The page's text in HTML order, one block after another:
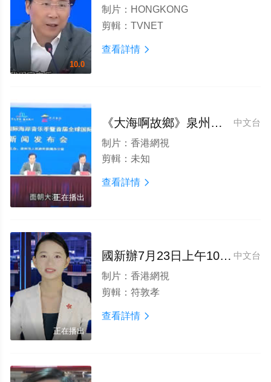
10.0
制片： HONGKONG
剪輯： TVNET
查看詳情 
正在播出
中文台
《大海啊故鄉》泉州小岞國際海岸音樂季——首屆國際音樂家比賽新聞發布會
制片： 香港網視
剪輯： 未知
查看詳情 
正在播出
中文台
國新辦7月23日上午10時将舉行海南自貿港建設新聞發布會
制片： 香港網視
剪輯： 符敦孝
查看詳情 